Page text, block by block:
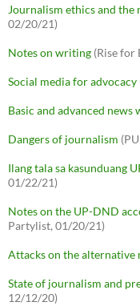
Journalism ethics and
02/20/21)
Notes on writing (Rise for
Social media for advocacy
Basic and advanced news
Dangers of journalism
Ilang tala sa kasunduang
01/22/21)
Notes on the UP-DND
Partylist, 01/20/21)
Attacks on the alternative
State of journalism and
12/12/20)